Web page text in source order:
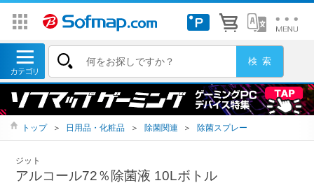
トップ ＞ 日用品・化粧品 ＞ 除菌関連 ＞ 除菌スプレー
ジット
アルコール72％除菌液 10Lボトル